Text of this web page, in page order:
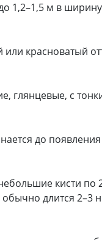
1,2–1,5 м в
красноватый
глянцевые, с
до
кисти по
длится 2–3